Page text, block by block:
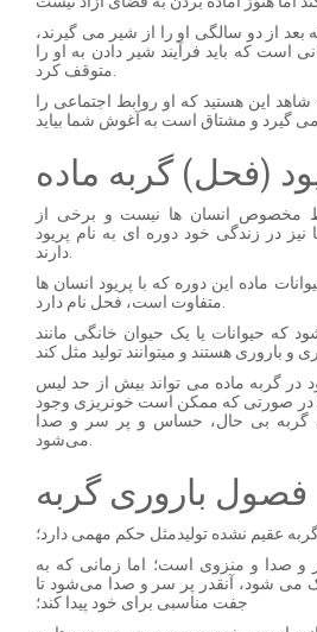
از دو سالگی او را از شیر می گیرند،
است که باید فرآیند شیر دادن به او را
این هستید که او روابط اجتماعی را
(فحل) گربه ماده
مخصوص انسان ها نیست و برخی از
نیز در زندگی خود دوره ای به نام پریود
ماده این دوره که با پریود انسان ها
که حیوانات یا یک حیوان خانگی مانند
در گربه ماده می تواند بیش از حد لیس
در صورتی که ممکن است خونریزی وجود
گربه بی حال، حساس و پر سر و صدا
فصول باروری گربه
عقیم نشده تولیدمثل حکم مهمی دارد؛
صدا و منزوی است؛ اما زمانی که به
می شود، آنقدر پر سر و صدا می‌شود تا
جفت مناسبی برای خود پیدا کند؛